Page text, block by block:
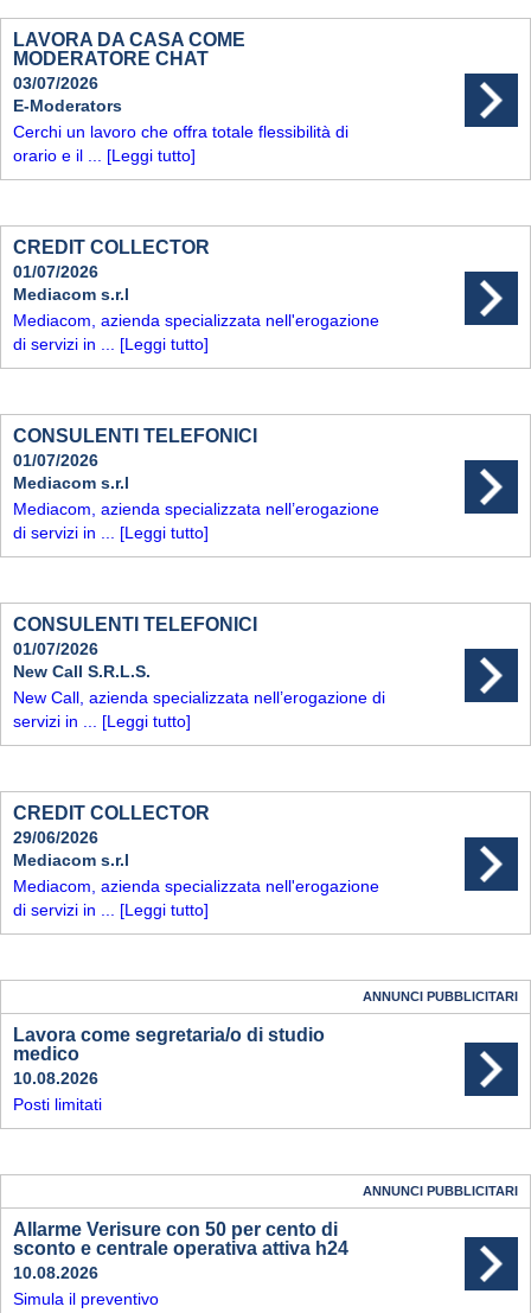
LAVORA DA CASA COME
MODERATORE CHAT
03/07/2026
E-Moderators
Cerchi un lavoro che offra totale flessibilità di
orario e il ... [Leggi tutto]
CREDIT COLLECTOR
01/07/2026
Mediacom s.r.l
Mediacom, azienda specializzata nell'erogazione
di servizi in ... [Leggi tutto]
CONSULENTI TELEFONICI
01/07/2026
Mediacom s.r.l
Mediacom, azienda specializzata nell’erogazione
di servizi in ... [Leggi tutto]
CONSULENTI TELEFONICI
01/07/2026
New Call S.R.L.S.
New Call, azienda specializzata nell’erogazione di
servizi in ... [Leggi tutto]
CREDIT COLLECTOR
29/06/2026
Mediacom s.r.l
Mediacom, azienda specializzata nell'erogazione
di servizi in ... [Leggi tutto]
ANNUNCI PUBBLICITARI
Lavora come segretaria/o di studio
medico
10.08.2026
Posti limitati
ANNUNCI PUBBLICITARI
Allarme Verisure con 50 per cento di
sconto e centrale operativa attiva h24
10.08.2026
Simula il preventivo